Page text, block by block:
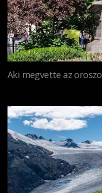
Aki megvette az